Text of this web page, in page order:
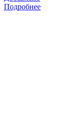
Подробнее